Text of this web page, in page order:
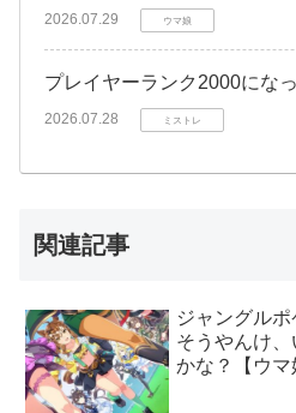
2026.07.29 ウマ娘
プレイヤーランク2000にな
2026.07.28 ミストレ
関連記事
ジャングル
そうやんけ
かな？【ウマ